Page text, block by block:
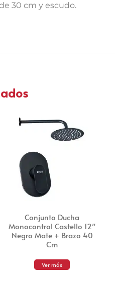
30 cm y escudo.
Conjunto Ducha
Monocontrol Castello 12″
Negro Mate + Brazo 40
Cm
Ver más